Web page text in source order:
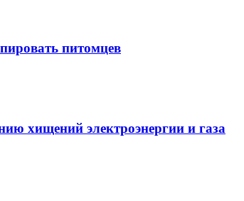
питомцев
хищений электроэнергии и газа